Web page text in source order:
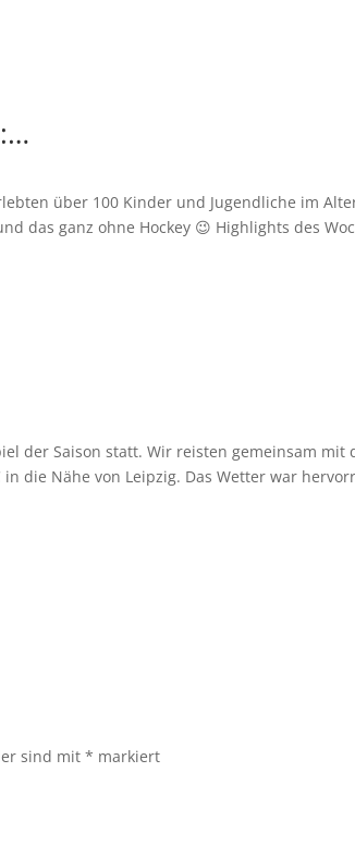
über 100 Kinder und Jugendliche im
das ganz ohne Hockey 😉 Highlights des
der Saison statt. Wir reisten gemeinsam
die Nähe von Leipzig. Das Wetter war
sind mit* markiert